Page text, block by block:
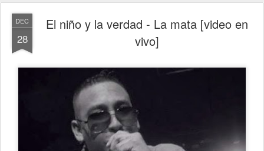
DEC
28
El niño y la verdad - La mata [video en
vivo]